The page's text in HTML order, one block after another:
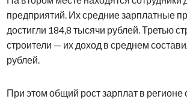
предприятий. Их средние зарплатные
достигли 184,8 тысячи рублей. Третью
строители — их доход в среднем
рублей.
При этом общий рост зарплат в регионе